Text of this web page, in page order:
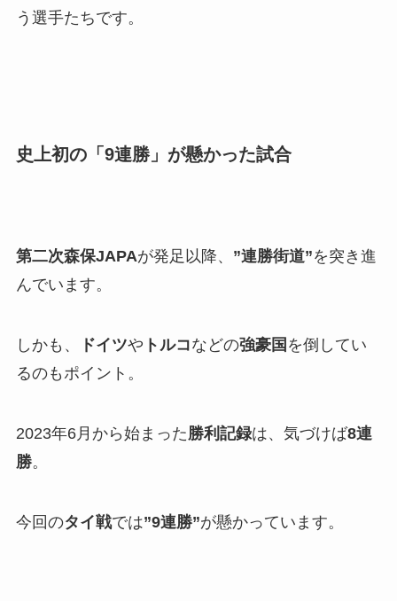
う選手たちです。
史上初の「9連勝」が懸かった試合
第二次森保JAPAが発足以降、 ”連勝街道”を突き進
んでいます。
しかも、 ドイツや トルコなどの強豪国 を倒してい
るのもポイント。
2023年6月から始まった勝利記録は、気づけば8連
勝。
今回のタイ戦では”9連勝”が懸かっています。